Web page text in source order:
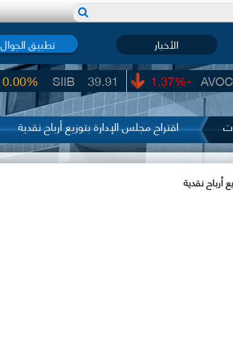
الأخبار تطبيق الجوال
39.91
SIIB 340.04
AVOC
-1.37%
اقتراح مجلس الإدارة بتوزيع أرباح نقدية
أرباح نقدية